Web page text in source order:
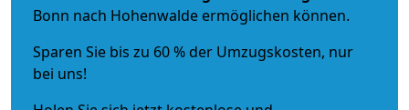
Bonn nach Hohenwalde ermöglichen können.
Sparen Sie bis zu 60 % der Umzugskosten, nur
bei uns!